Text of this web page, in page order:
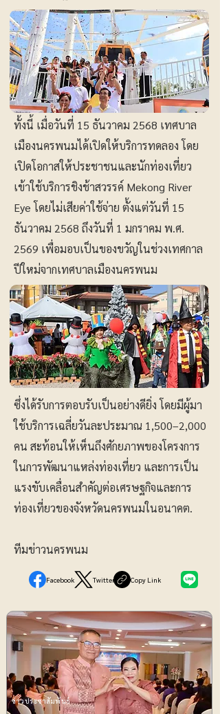
ทั้งนี้ เมื่อวันที่ 15 ธันวาคม 2568 เทศบาล
เมืองนครพนมได้เปิดให้บริการทดลอง โดย
เปิดโอกาสให้ประชาชนและนักท่องเที่ยว
เข้าใช้บริการชิงช้าสวรรค์ Mekong River
Eye โดยไม่เสียค่าใช้จ่าย ตั้งแต่วันที่ 15
ธันวาคม 2568 ถึงวันที่ 1 มกราคม พ.ศ.
2569 เพื่อมอบเป็นของขวัญในช่วงเทศกาล
ปีใหม่จากเทศบาลเมืองนครพนม
ซึ่งได้รับการตอบรับเป็นอย่างดียิ่ง โดยมีผู้มา
ใช้บริการเฉลี่ยวันละประมาณ 1,500–2,000
คน สะท้อนให้เห็นถึงศักยภาพของโครงการ
ในการพัฒนาแหล่งท่องเที่ยว และการเป็น
แรงขับเคลื่อนสำคัญต่อเศรษฐกิจและการ
ท่องเที่ยวของจังหวัดนครพนมในอนาคต.
ทีมข่าวนครพนม
Facebook Twitter Copy Link
ข่าวประชาสัมพันธ์